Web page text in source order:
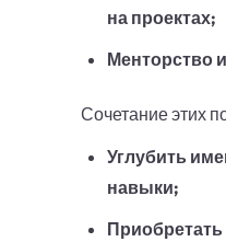
на проектах;
Менторство
Сочетание этих
Углубить
навыки;